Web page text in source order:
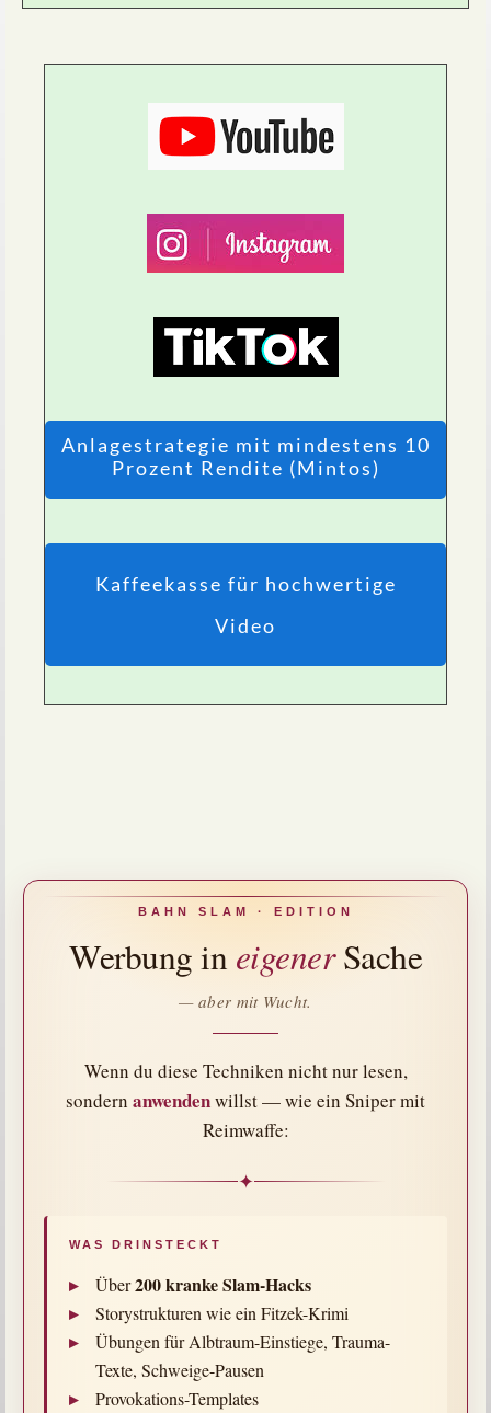
Anlagestrategie mit mindestens 10
Prozent Rendite (Mintos)
Kaffeekasse für hochwertige
Video
BAHN SLAM · EDITION
Werbung in eigenerSache
— aber mit Wucht.
Wenn du diese Techniken nicht nur lesen,
sondern anwendenwillst — wie ein Sniper mit
Reimwaffe:
✦
WAS DRINSTECKT
▸ Über200 kranke Slam-Hacks
▸
Storystrukturen wie ein Fitzek-Krimi
▸
Übungen für Albtraum-Einstiege, Trauma-
Texte, Schweige-Pausen
▸ Provokations-Templates